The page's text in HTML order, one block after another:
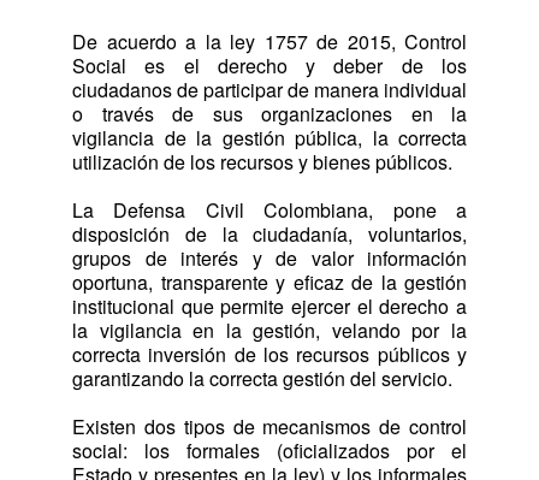
De acuerdo a la ley 1757 de 2015, Control
Social es el derecho y deber de los
ciudadanos de participar de manera individual
o través de sus organizaciones en la
vigilancia de la gestión pública, la correcta
utilización de los recursos y bienes públicos.
La Defensa Civil Colombiana, pone a
disposición de la ciudadanía, voluntarios,
grupos de interés y de valor información
oportuna, transparente y eficaz de la gestión
institucional que permite ejercer el derecho a
la vigilancia en la gestión, velando por la
correcta inversión de los recursos públicos y
garantizando la correcta gestión del servicio.
Existen dos tipos de mecanismos de control
social: los formales (oficializados por el